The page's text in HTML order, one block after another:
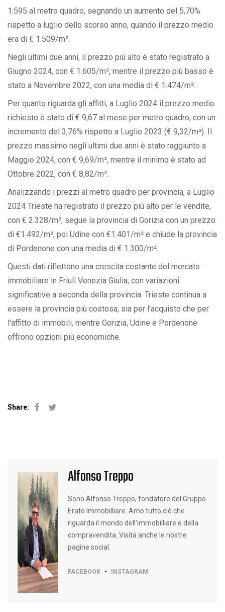
1.595 al metro quadro, segnando un aumento del 5,70%
rispetto a luglio dello scorso anno, quando il prezzo medio
era di € 1.509/m².
Negli ultimi due anni, il prezzo più alto è stato registrato a
Giugno 2024, con € 1.605/m², mentre il prezzo più basso è
stato a Novembre 2022, con una media di € 1.474/m².
Per quanto riguarda gli affitti, a Luglio 2024 il prezzo medio
richiesto è stato di € 9,67 al mese per metro quadro, con un
incremento del 3,76% rispetto a Luglio 2023 (€ 9,32/m²). Il
prezzo massimo negli ultimi due anni è stato raggiunto a
Maggio 2024, con € 9,69/m², mentre il minimo è stato ad
Ottobre 2022, con € 8,82/m².
Analizzando i prezzi al metro quadro per provincia, a Luglio
2024 Trieste ha registrato il prezzo più alto per le vendite,
con € 2.328/m², segue la provincia di Gorizia con un prezzo
di €1.492/m², poi Udine con €1.401/m² e chiude la provincia
di Pordenone con una media di € 1.300/m².
Questi dati riflettono una crescita costante del mercato
immobiliare in Friuli Venezia Giulia, con variazioni
significative a seconda della provincia. Trieste continua a
essere la provincia più costosa, sia per l'acquisto che per
l'affitto di immobili, mentre Gorizia, Udine e Pordenone
offrono opzioni più economiche.
Share:
Alfonso Treppo
Sono Alfonso Treppo, fondatore del Gruppo
Erato Immobilliare. Amo tutto ciò che
riguarda il mondo dell'immobilliare e della
compravendita. Visita anche le nostre
pagine social.
FACEBOOK - INSTAGRAM